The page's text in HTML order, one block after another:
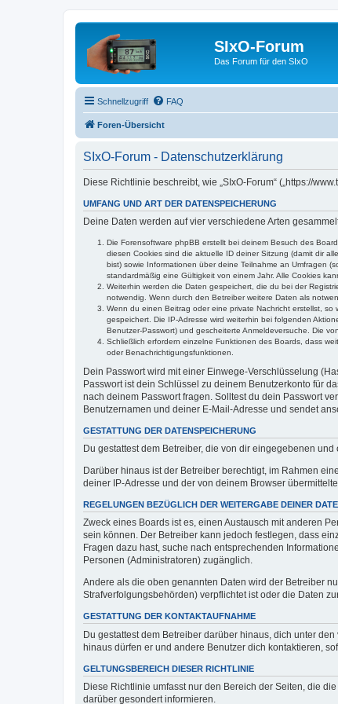
SIxO-Forum
Das Forum für den SIxO
Schnellzugriff FAQ
Foren-Übersicht
SIxO-Forum - Datenschutzerklärung
Diese Richtlinie beschreibt, wie „SIxO-Forum“ („https://
UMFANG UND ART DER DATENSPEICHERUNG
Deine Daten werden auf vier verschiedene Arten
Die Forensoftware phpBB erstellt bei deinem Besuch des
diesen Cookies sind die aktuelle ID deiner Sitzung (damit dir
bist) sowie Informationen über deine Teilnahme an Umfragen
standardmäßig eine Gültigkeit von einem Jahr. Alle Cookies
Weiterhin werden die Daten gespeichert, die du bei der
notwendig. Wenn durch den Betreiber weitere Daten als
Wenn du einen Beitrag oder eine private Nachricht erstellst,
gespeichert. Die IP-Adresse wird weiterhin bei folgenden
Benutzer-Passwort) und gescheiterte Anmeldeversuche. Die
Schließlich erfordern einzelne Funktionen des Boards, dass
oder Benachrichtigungsfunktionen.
Dein Passwort wird mit einer Einwege-Verschlüsselung
Passwort ist dein Schlüssel zu deinem Benutzerkonto für
nach deinem Passwort fragen. Solltest du dein Passwort
Benutzernamen und deiner E-Mail-Adresse und sendet
GESTATTUNG DER DATENSPEICHERUNG
Du gestattest dem Betreiber, die von dir eingegebenen
Darüber hinaus ist der Betreiber berechtigt, im Rahmen
deiner IP-Adresse und der von deinem Browser
REGELUNGEN BEZÜGLICH DER WEITERGABE DEINER
Zweck eines Boards ist es, einen Austausch mit anderen
sein können. Der Betreiber kann jedoch festlegen, dass
Fragen dazu hast, suche nach entsprechenden
Personen (Administratoren) zugänglich.
Andere als die oben genannten Daten wird der Betreiber
Strafverfolgungsbehörden) verpflichtet ist oder die Daten
GESTATTUNG DER KONTAKTAUFNAHME
Du gestattest dem Betreiber darüber hinaus, dich unter
hinaus dürfen er und andere Benutzer dich kontaktieren,
GELTUNGSBEREICH DIESER RICHTLINIE
Diese Richtlinie umfasst nur den Bereich der Seiten, die
darüber gesondert informieren.